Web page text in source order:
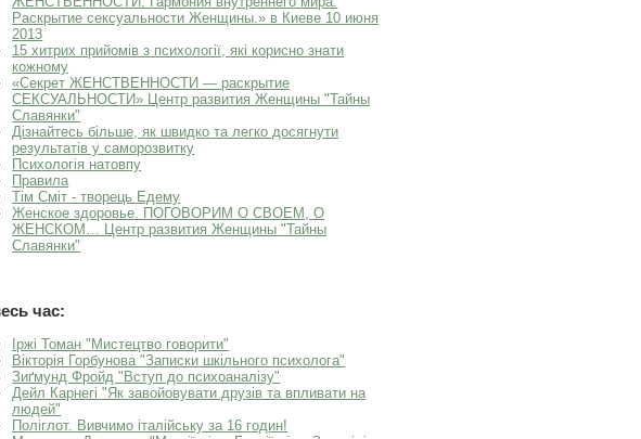
Раскрытие сексуальности Женщины.» в Киеве 10 июня
2013
15 хитрих прийомів з психології, які корисно знати
кожному
«Секрет ЖЕНСТВЕННОСТИ — раскрытие
СЕКСУАЛЬНОСТИ» Центр развития Женщины "Тайны
Славянки"
Дізнайтесь більше, як швидко та легко досягнути
результатів у саморозвитку
Психологія натовпу
Правила
Тім Сміт - творець Едему
Женское здоровье. ПОГОВОРИМ О СВОЕМ, О
ЖЕНСКОМ… Центр развития Женщины "Тайны
Славянки"
час:
Іржі Томан "Мистецтво говорити"
Вікторія Горбунова "Записки шкільного психолога"
Зиґмунд Фройд "Вступ до психоаналізу"
Дейл Карнегі "Як завойовувати друзів та впливати на
людей"
Поліглот. Вивчимо італійську за 16 годин!